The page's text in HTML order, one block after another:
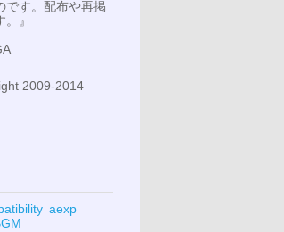
です。配布や再掲
』
2009-2014
aexp